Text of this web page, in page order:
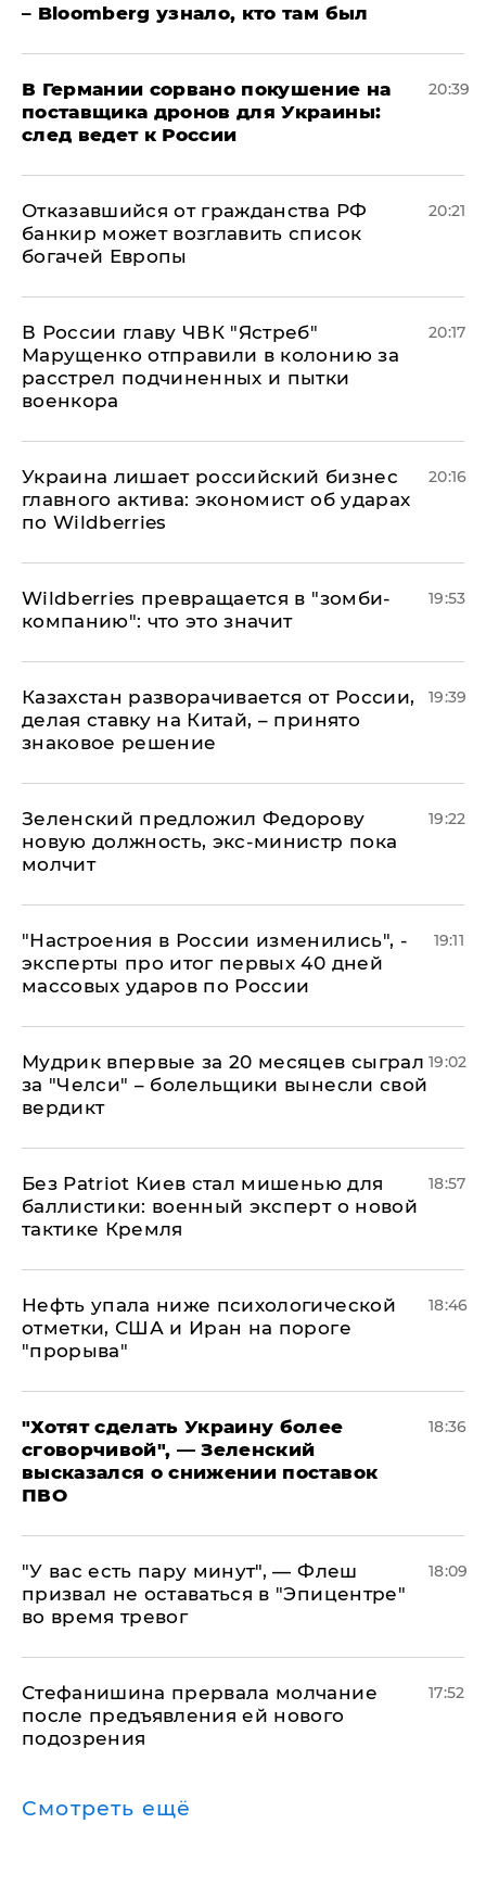
– Bloomberg узнало, кто там был
​В Германии сорвано покушение на
поставщика дронов для Украины:
след ведет к России
20:39
Отказавшийся от гражданства РФ
банкир может возглавить список
богачей Европы
20:21
В России главу ЧВК "Ястреб"
Марущенко отправили в колонию за
расстрел подчиненных и пытки
военкора
20:17
​Украина лишает российский бизнес
главного актива: экономист об ударах
по Wildberries
20:16
Wildberries превращается в "зомби-
компанию": что это значит
19:53
Казахстан разворачивается от России,
делая ставку на Китай, – принято
знаковое решение
19:39
Зеленский предложил Федорову
новую должность, экс-министр пока
молчит
19:22
"Настроения в России изменились", -
эксперты про итог первых 40 дней
массовых ударов по России
19:11
Мудрик впервые за 20 месяцев сыграл
за "Челси" – болельщики вынесли свой
вердикт
19:02
​Без Patriot Киев стал мишенью для
баллистики: военный эксперт о новой
тактике Кремля
18:57
Нефть упала ниже психологической
отметки, США и Иран на пороге
"прорыва"
18:46
​"Хотят сделать Украину более
сговорчивой", — Зеленский
высказался о снижении поставок
ПВО
18:36
​"У вас есть пару минут", — Флеш
призвал не оставаться в "Эпицентре"
во время тревог
18:09
Стефанишина прервала молчание
после предъявления ей нового
подозрения
17:52
Смотреть ещё